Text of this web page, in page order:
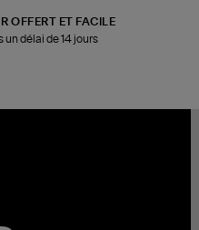
OFFERT ET FACILE
un délai de 14 jours